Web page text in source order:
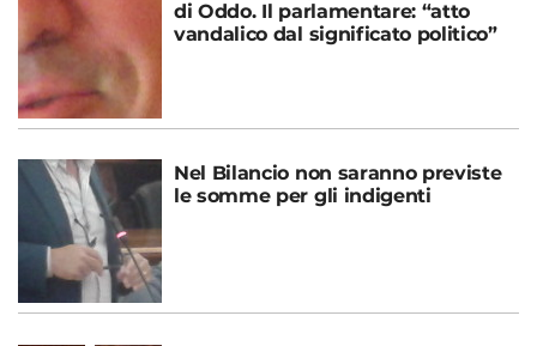
di Oddo. Il parlamentare: “atto
vandalico dal significato politico”
Nel Bilancio non saranno previste
le somme per gli indigenti